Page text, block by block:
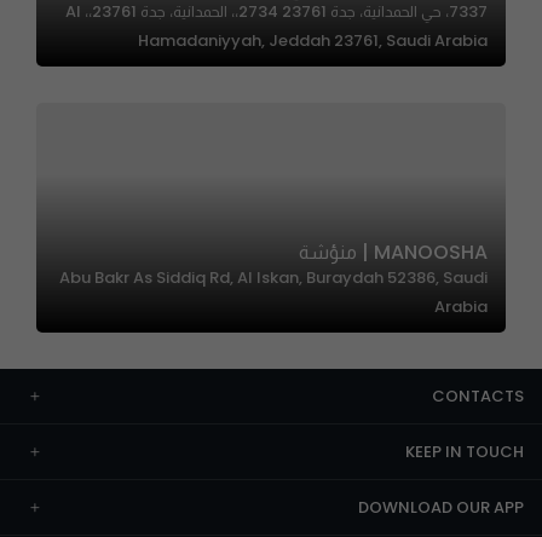
7337، حي الحمدانية، جدة 23761 2734،، الحمدانية، جدة 23761،، Al
Hamadaniyyah, Jeddah 23761, Saudi Arabia
MANOOSHA | منؤشة
Abu Bakr As Siddiq Rd, Al Iskan, Buraydah 52386, Saudi
Arabia
CONTACTS
KEEP IN TOUCH
DOWNLOAD OUR APP